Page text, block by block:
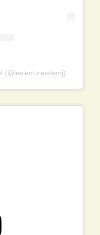
(@leslecturesdemj)